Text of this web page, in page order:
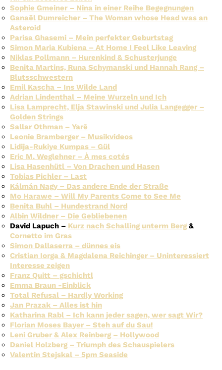
Sophie Gmeiner – Nina in einer Reihe Begegnungen
Ganaël Dumreicher – The Woman whose Head was an
Asteroid
Parisa Ghasemi – Mein perfekter Geburtstag
Simon Maria Kubiena – At Home I Feel Like Leaving
Niklas Pollmann – Hurenkind & Schusterjunge
Benita Martins, Runa Schymanski und Hannah Rang –
Blutsschwestern
Emil Kascha – Ins Wilde Land
Adrian Lindenthal – Meine Wurzeln und Ich
Lisa Lamprecht, Elja Stawinski und Julia Langegger –
Golden Strings
Sallar Othman – Yarê
Leonie Bramberger – Musikvideos
Lidija-Rukiye Kumpas – Gül
Eric M. Weglehner – À mes cotés
Lisa Hasenhütl – Von Drachen und Hasen
Tobias Pichler – Last
Kálmán Nagy – Das andere Ende der Straße
Mo Harawe – Will My Parents Come to See Me
Benita Buhl – Hundestrand Nord
Albin Wildner – Die Gebliebenen
David Lapuch – Kurz nach Schalling unterm Berg&
Cornetto im Gras
Simon Dallaserra – dünnes eis
Cristian Iorga & Magdalena Reichinger – Uninteressiert
Interesse zeigen
Franz Quitt – gschichtl
Emma Braun -Einblick
Total Refusal – Hardly Working
Jan Prazak – Alles ist hin
Katharina Rabl – Ich kann jeder sagen, wer sagt Wir?
Florian Moses Bayer – Steh auf du Sau!
Leni Gruber & Alex Reinberg – Hollywood
Daniel Holzberg – Triumph des Schauspielers
Valentin Stejskal – 5pm Seaside